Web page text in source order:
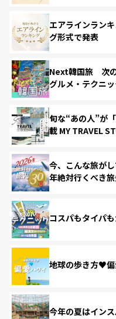
エアラインラン
グ形式で発表
Next韓国旅 次の
グルメ・テクニ
旬な“あの人”が
載 MY TRAVEL
今、こんな旅が
年絶対行くべき
コスパもタイパ
地球の歩き方♥偏
今年の夏はインス